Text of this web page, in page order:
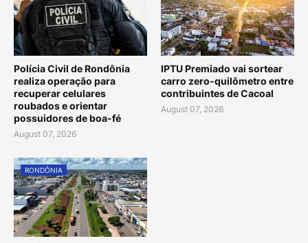
Polícia Civil de Rondônia
realiza operação para
recuperar celulares
roubados e orientar
possuidores de boa-fé
August 07, 2026
IPTU Premiado vai sortear
carro zero-quilômetro entre
contribuintes de Cacoal
August 07, 2026
RONDÔNIA